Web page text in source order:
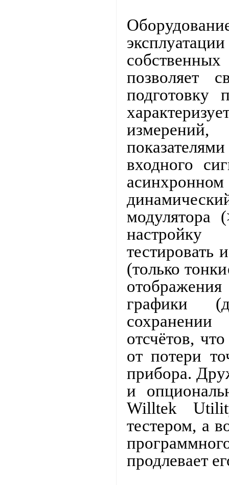
позволяет
подготовку
входного
модулятора
тестировать
(только
графики
отсчётов,
от потери
прибора.
и
Willtek
тестером, а
продлевает